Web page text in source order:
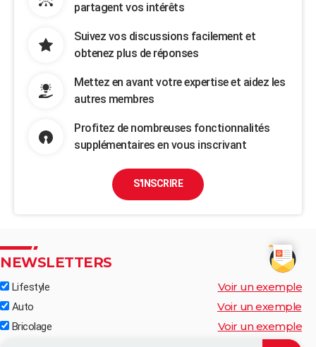
partagent vos intérêts
Suivez vos discussions facilement et
obtenez plus de réponses
Mettez en avant votre expertise et aidez les
autres membres
Profitez de nombreuses fonctionnalités
supplémentaires en vous inscrivant
S'INSCRIRE
NEWSLETTERS
Lifestyle Voir un exemple
Auto Voir un exemple
Bricolage Voir un exemple